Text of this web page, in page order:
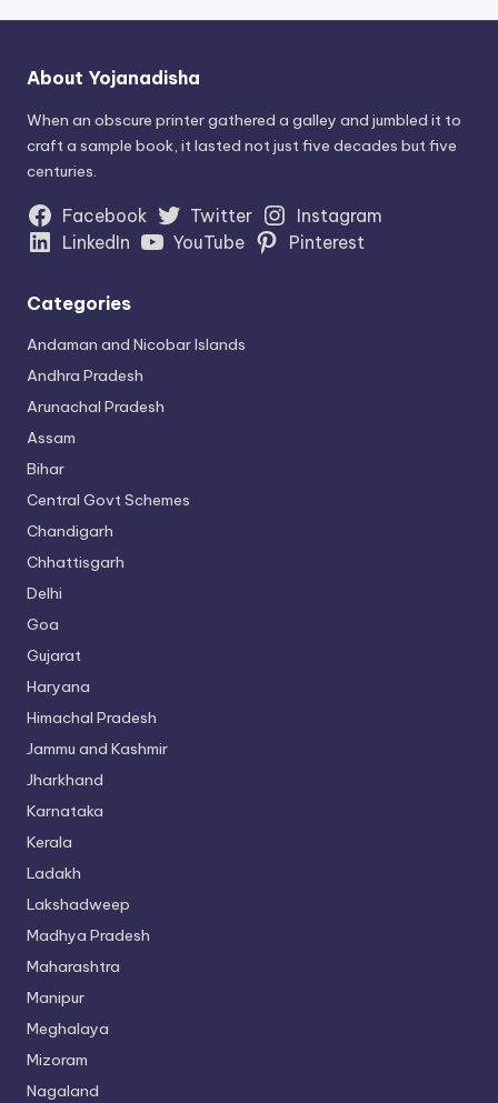
About Yojanadisha
When an obscure printer gathered a galley and jumbled it to
craft a sample book, it lasted not just five decades but five
centuries.
Facebook Twitter
Instagram
LinkedIn
YouTube Pinterest
Categories
Andaman and Nicobar Islands
Andhra Pradesh
Arunachal Pradesh
Assam
Bihar
Central Govt Schemes
Chandigarh
Chhattisgarh
Delhi
Goa
Gujarat
Haryana
Himachal Pradesh
Jammu and Kashmir
Jharkhand
Karnataka
Kerala
Ladakh
Lakshadweep
Madhya Pradesh
Maharashtra
Manipur
Meghalaya
Mizoram
Nagaland